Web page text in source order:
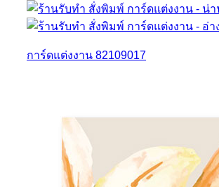
การ์ดแต่งงาน 82109017